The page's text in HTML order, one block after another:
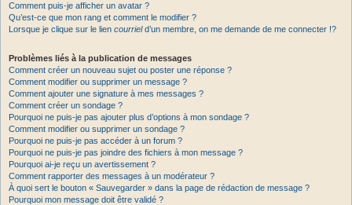
Comment puis-je afficher un avatar ?
Qu’est-ce que mon rang et comment le modifier ?
Lorsque je clique sur le lien courrield’un membre, on me demande de me connecter !?
Problèmes liés à la publication de messages
Comment créer un nouveau sujet ou poster une réponse ?
Comment modifier ou supprimer un message ?
Comment ajouter une signature à mes messages ?
Comment créer un sondage ?
Pourquoi ne puis-je pas ajouter plus d’options à mon sondage ?
Comment modifier ou supprimer un sondage ?
Pourquoi ne puis-je pas accéder à un forum ?
Pourquoi ne puis-je pas joindre des fichiers à mon message ?
Pourquoi ai-je reçu un avertissement ?
Comment rapporter des messages à un modérateur ?
À quoi sert le bouton « Sauvegarder » dans la page de rédaction de message ?
Pourquoi mon message doit être validé ?